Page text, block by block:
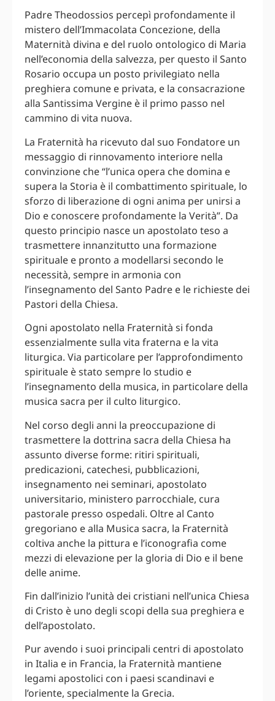
Padre Theodossios percepì profondamente il
mistero dell’Immacolata Concezione, della
Maternità divina e del ruolo ontologico di Maria
nell’economia della salvezza, per questo il Santo
Rosario occupa un posto privilegiato nella
preghiera comune e privata, e la consacrazione
alla Santissima Vergine è il primo passo nel
cammino di vita nuova.
La Fraternità ha ricevuto dal suo Fondatore un
messaggio di rinnovamento interiore nella
convinzione che “l’unica opera che domina e
supera la Storia è il combattimento spirituale, lo
sforzo di liberazione di ogni anima per unirsi a
Dio e conoscere profondamente la Verità”. Da
questo principio nasce un apostolato teso a
trasmettere innanzitutto una formazione
spirituale e pronto a modellarsi secondo le
necessità, sempre in armonia con
l’insegnamento del Santo Padre e le richieste dei
Pastori della Chiesa.
Ogni apostolato nella Fraternità si fonda
essenzialmente sulla vita fraterna e la vita
liturgica. Via particolare per l’approfondimento
spirituale è stato sempre lo studio e
l’insegnamento della musica, in particolare della
musica sacra per il culto liturgico.
Nel corso degli anni la preoccupazione di
trasmettere la dottrina sacra della Chiesa ha
assunto diverse forme: ritiri spirituali,
predicazioni, catechesi, pubblicazioni,
insegnamento nei seminari, apostolato
universitario, ministero parrocchiale, cura
pastorale presso ospedali. Oltre al Canto
gregoriano e alla Musica sacra, la Fraternità
coltiva anche la pittura e l’iconografia come
mezzi di elevazione per la gloria di Dio e il bene
delle anime.
Fin dall’inizio l’unità dei cristiani nell’unica Chiesa
di Cristo è uno degli scopi della sua preghiera e
dell’apostolato.
Pur avendo i suoi principali centri di apostolato
in Italia e in Francia, la Fraternità mantiene
legami apostolici con i paesi scandinavi e
l’oriente, specialmente la Grecia.